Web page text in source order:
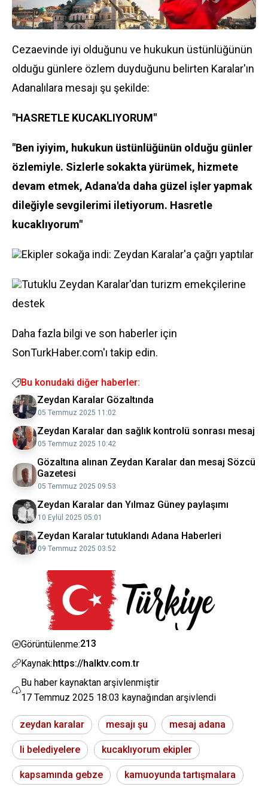
Cezaevinde iyi olduğunu ve hukukun üstünlüğünün
olduğu günlere özlem duyduğunu belirten Karalar'ın
Adanalılara mesajı şu şekilde:
"HASRETLE KUCAKLIYORUM"
"Ben iyiyim, hukukun üstünlüğünün olduğu günler
özlemiyle. Sizlerle sokakta yürümek, hizmete
devam etmek, Adana'da daha güzel işler yapmak
dileğiyle sevgilerimi iletiyorum. Hasretle
kucaklıyorum"
Ekipler sokağa indi: Zeydan Karalar'a çağrı yaptılar
Tutuklu Zeydan Karalar'dan turizm emekçilerine
destek
Daha fazla bilgi ve son haberler için
SonTurkHaber.com'ı takip edin.
Bu konudaki diğer haberler:
Zeydan Karalar Gözaltında
05 Temmuz 2025 11:02
Zeydan Karalar dan sağlık kontrolü sonrası mesaj
05 Temmuz 2025 10:42
Gözaltına alınan Zeydan Karalar dan mesaj Sözcü
Gazetesi
05 Temmuz 2025 09:53
Zeydan Karalar dan Yılmaz Güney paylaşımı
10 Eylül 2025 05:01
Zeydan Karalar tutuklandı Adana Haberleri
09 Temmuz 2025 03:52
Görüntülenme:213
Kaynak:https://halktv.com.tr
Bu haber kaynaktan arşivlenmiştir
17 Temmuz 2025 18:03 kaynağından arşivlendi
zeydan karalar mesajı şu mesaj adana
li belediyelere kucaklıyorum ekipler
kapsamında gebze kamuoyunda tartışmalara